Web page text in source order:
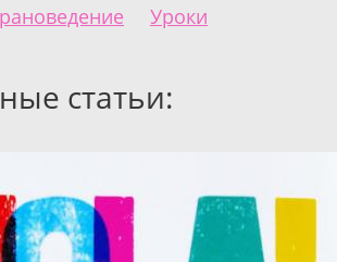
Уроки
статьи: